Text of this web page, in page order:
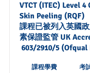
VTCT (ITEC) Level
Skin Peeling (RQF)
課程已被列入英國
素保證監管 UK
603/2910/5 (Ofqual
課程學費 考